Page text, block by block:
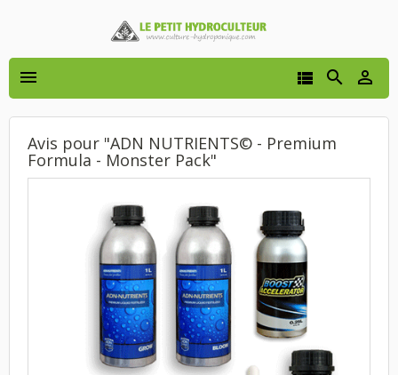
 


Avis pour "ADN NUTRIENTS© - Premium
Formula - Monster Pack"